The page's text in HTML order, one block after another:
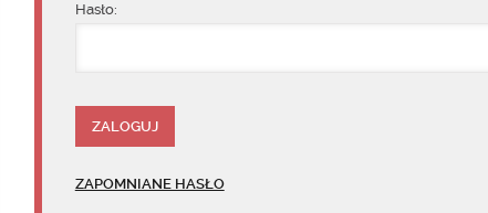
Hasło:
ZAPOMNIANE HASŁO